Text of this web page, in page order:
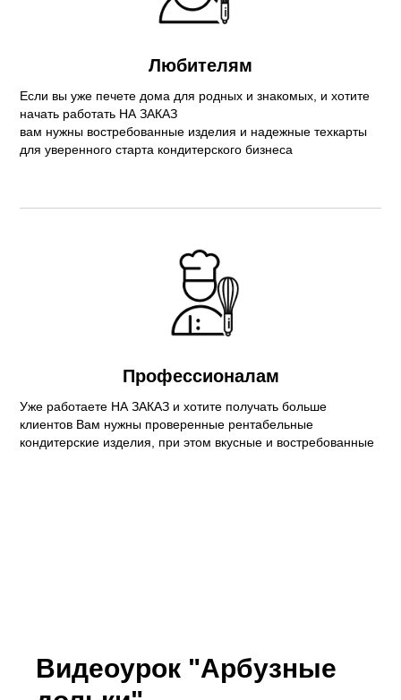
Любителям
Если вы уже печете дома для родных и знакомых, и хотите
начать работать НА ЗАКАЗ
вам нужны востребованные изделия и надежные техкарты
для уверенного старта кондитерского бизнеса
Профессионалам
Уже работаете НА ЗАКАЗ и хотите получать больше
клиентов Вам нужны проверенные рентабельные
кондитерские изделия, при этом вкусные и востребованные
Видеоурок "Арбузные